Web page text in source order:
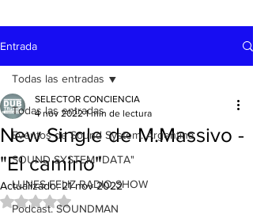
Entrada
Todas las entradas
Eventos de Sound System. Argentina
SOUND SYSTEM "DATA"
LUNES FELIZ RADIO SHOW
Podcast. SOUNDMAN
Todas las entradas
New Single de M.Massivo -
"El camino"
SELECTOR CONCIENCIA
4 nov 2022 1 min de lectura
Actualizado:21 nov 2022
Obtuvo NaN de 5 estrellas.